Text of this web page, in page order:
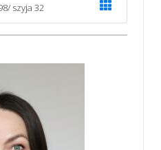
szyja 32